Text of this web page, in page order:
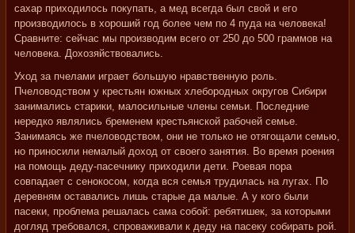
сахар приходилось покупать, а мед всегда был свой и его
производилось в хороший год более чем по 4 пуда на человека!
Сравните: сейчас мы производим всего от 250 до 500 граммов на
человека. Дохозяйствовались.
Уход за пчелами играет большую нравственную роль.
Пчеловодством у крестьян южных хлебородных округов Сибири
занимались старики, малосильные члены семьи. Последние
нередко являлись бременем крестьянской рабочей семье.
Занимаясь же пчеловодством, они не только не отягощали семью,
но приносили немалый доход от своего занятия. Во время роения
на помощь деду-пасечнику приходили дети. Роевая пора
совпадает с сенокосом, когда вся семья трудилась на лугах. По
деревням оставались лишь старые да малые. А у кого были
пасеки, проблема решалась сама собой: ребятишек, за которыми
догляд требовался, спроваживали к деду на пасеку собирать рой.